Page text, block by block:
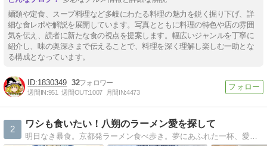
麺類や定食、スープ料理など多岐にわたる料理の魅力を鋭く掘り下げ、詳
細な食レポや解説を展開しています。写真とともに料理の特色や店の雰囲
気を伝え、読者に新たな食の視点を提案します。幅広いジャンルを丁寧に
紹介し、味の奥深さまで伝えることで、料理を深く理解し楽しむ一助とな
る構成となっています。
1830349 32
週間IN:951 週間OUT:1007 月間IN:4473
2
ワシも食いたい！八朔のラーメン愛を探して
明日なき暴食。京都発ラーメン食べ歩き。夢にあふれた一杯、愛に満ちた一杯を求めて、東へ西へ旅は続く。